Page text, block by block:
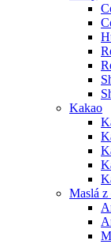
Kakao
Maslá z